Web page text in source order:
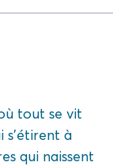
tout se vit
s’étirent à
qui naissent